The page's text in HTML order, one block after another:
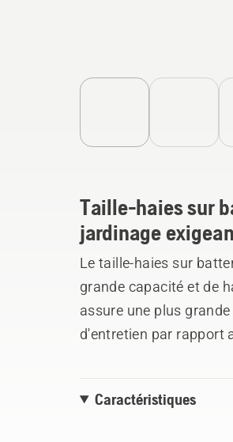
Taille-haies sur
jardinage
Le taille-haies sur
grande capacité et de
assure une plus
d'entretien par rapport
de s'adapter
Caractéristiques